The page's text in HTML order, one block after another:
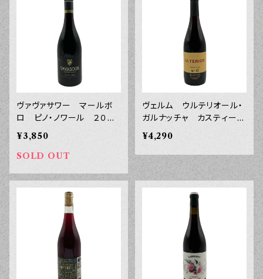
ヴァヴァサワー マールボ
ロ ピノ・ノワール ２０２
３年 ７５０ｍｌ
¥3,850
SOLD OUT
ヴェルム ウルテリオール・
ガルナッチャ カスティーリ
ャ・ラ・マンチャ ２０２０
年 ７５０ｍｌ
¥4,290